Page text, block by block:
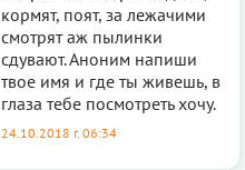
кормят, поят, за лежачими
смотрят аж пылинки
сдувают. Аноним напиши
твое имя и где ты живешь, в
глаза тебе посмотреть хочу.
24.10.2018 г. 06:34